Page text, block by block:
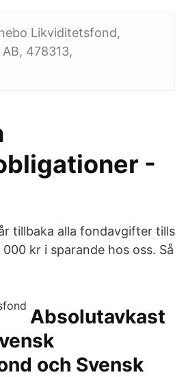
Likviditetsfond,
478313,
-
tillbaka alla fondavgifter tills
kr i sparande hos oss. Så
Absolutavkast
och Svensk